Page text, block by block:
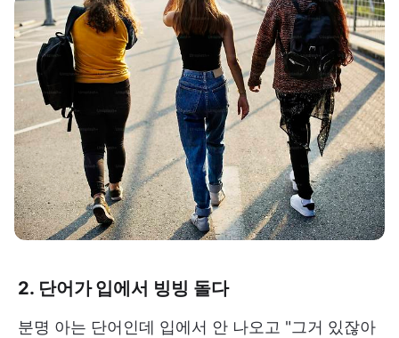
2. 단어가 입에서 빙빙 돌다
분명 아는 단어인데 입에서 안 나오고 "그거 있잖아